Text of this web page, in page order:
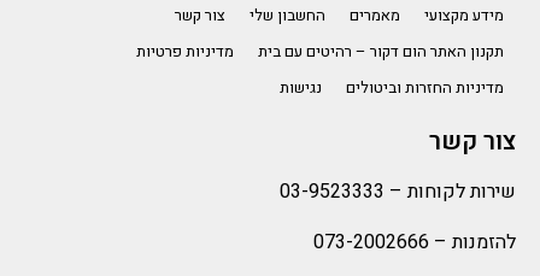
מידע מקצועי מאמרים החשבון שלי
צור קשר
תקנון האתר הום דקור – רהיטים עם בית
מדיניות פרטיות
מדיניות החזרות וביטולים
נגישות
צור קשר
שירות לקוחות – 03-9523333
להזמנות – 073-2002666